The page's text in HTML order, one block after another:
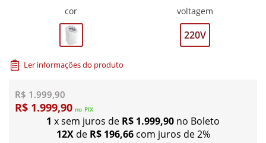
cor voltagem
220V
Ler informações do produto
R$ 1.999,90
R$ 1.999,90 no PIX
1 x sem juros de R$ 1.999,90 no Boleto
12Xde R$ 196,66 com juros de 2%